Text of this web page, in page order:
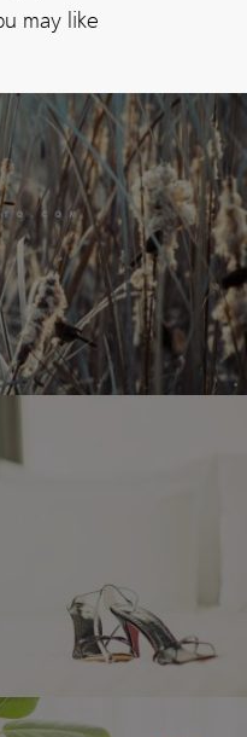
may like